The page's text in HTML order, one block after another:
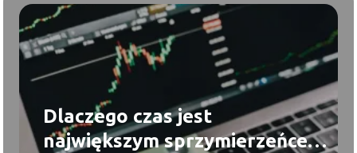
Dlaczego czas jest
największym sprzymierzeńcem